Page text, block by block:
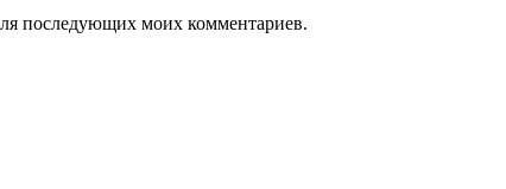
последующих моих комментариев.